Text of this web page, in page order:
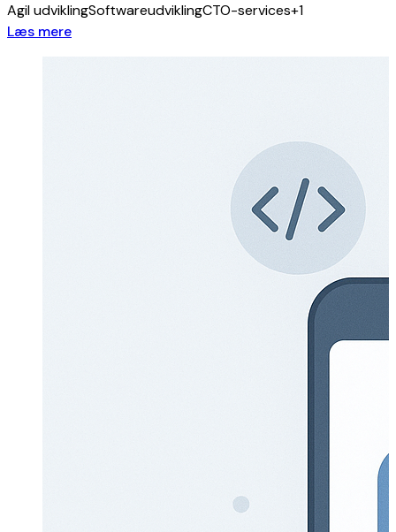
Agil udviklingSoftwareudviklingCTO-services+1
Læs mere